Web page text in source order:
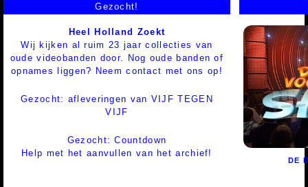
Gezocht!
Heel Holland Zoekt
Wij kijken al ruim 23 jaar collecties van
oude videobanden door. Nog oude banden of
opnames liggen? Neem contact met ons op!
Gezocht: afleveringen van VIJF TEGEN
VIJF
Gezocht: Countdown
Help met het aanvullen van het archief!
DE